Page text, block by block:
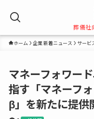
葬儀社
ホーム 企業 新着ニュース サービ
マネーフォワー
指す「マネーフ
β」を新たに提供